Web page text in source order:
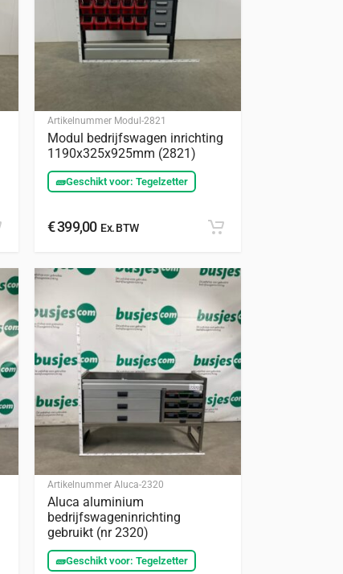
Artikelnummer Modul-2821
Modul bedrijfswagen inrichting
1190x325x925mm (2821)
🧱Geschikt voor: Tegelzetter
€399,00Ex. BTW
Artikelnummer Aluca-2320
Aluca aluminium
bedrijfswageninrichting
gebruikt (nr 2320)
🧱Geschikt voor: Tegelzetter